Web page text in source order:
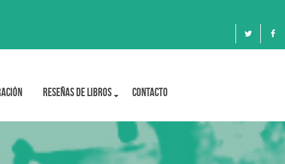
Reseñas de libros Contacto